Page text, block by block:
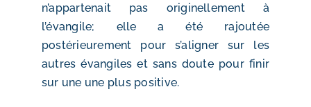
n’appartenait pas originellement à
l’évangile; elle a été rajoutée
postérieurement pour s’aligner sur les
autres évangiles et sans doute pour finir
sur une une plus positive.